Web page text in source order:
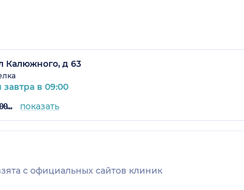
Калюжного, д 63
завтра в 09:00
+7 (928) 914-00-00 показать
c официальных сайтов клиник